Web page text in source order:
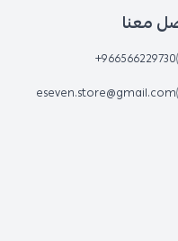
معنا
+966566229730
eseven.store@gmail.com